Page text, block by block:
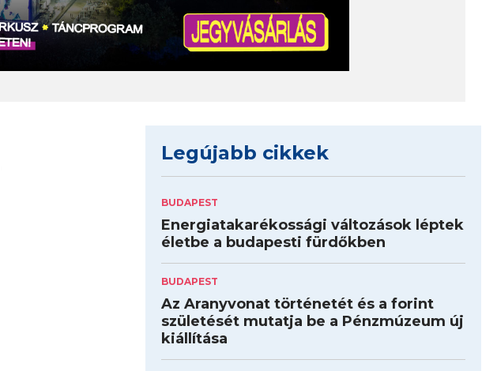
Legújabb cikkek
BUDAPEST
Energiatakarékossági változások léptek
életbe a budapesti fürdőkben
BUDAPEST
Az Aranyvonat történetét és a forint
születését mutatja be a Pénzmúzeum új
kiállítása